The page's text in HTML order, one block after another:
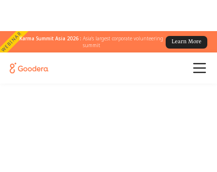
WEBINARKarma Summit Asia 2026 :Asia's largest corporate volunteering
summit
Learn More